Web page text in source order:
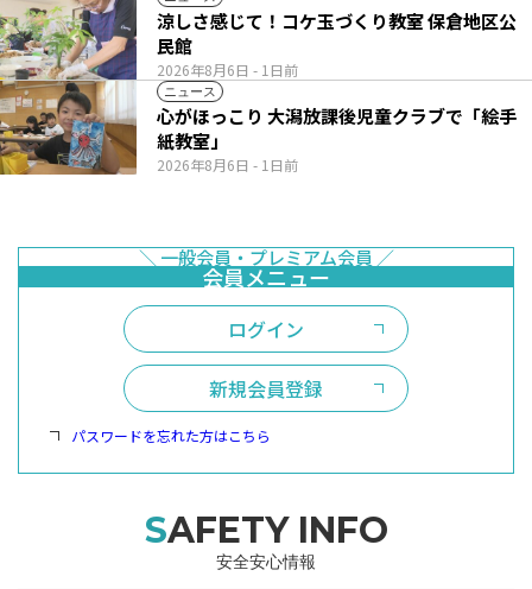
2026年8月6日 - 1日前
涼しさ感じて！コケ玉づくり教室 保倉地区公
民館
ニュース
2026年8月6日 - 1日前
心がほっこり 大潟放課後児童クラブで「絵手
紙教室」
ログイン
新規会員登録
パスワードを忘れた方はこちら
SAFETY INFO
安全安心情報